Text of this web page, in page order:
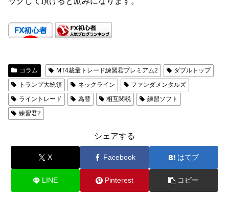
コラム MT4裁量トレード練習君プレミアム2
ダブルトップ
トランプ大統領
ネックライン
ファンダメンタルズ
ライントレード
為替 相互関税
練習ソフト
練習君2
シェアする
X Facebook はてブ
LINE Pinterest コピー